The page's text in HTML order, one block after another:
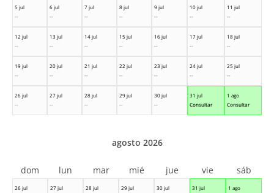
5 jul
--
6 jul
--
7 jul
--
8 jul
--
9 jul
--
10 jul
--
11 jul
--
12 jul
--
13 jul
--
14 jul
--
15 jul
--
16 jul
--
17 jul
--
18 jul
--
19 jul
--
20 jul
--
21 jul
--
22 jul
--
23 jul
--
24 jul
--
25 jul
--
26 jul
--
27 jul
--
28 jul
--
29 jul
--
30 jul
--
31 jul
Consultar
1 ago
Consultar
26 jul
27 jul
28 jul
29 jul
30 jul
31 jul
1 ago
agosto 2026
dom lun mar mié jue vie sáb